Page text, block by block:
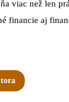
viac než len
financie aj